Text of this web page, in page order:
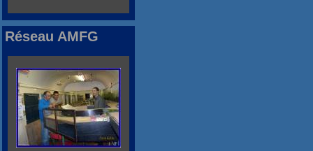
Réseau AMFG